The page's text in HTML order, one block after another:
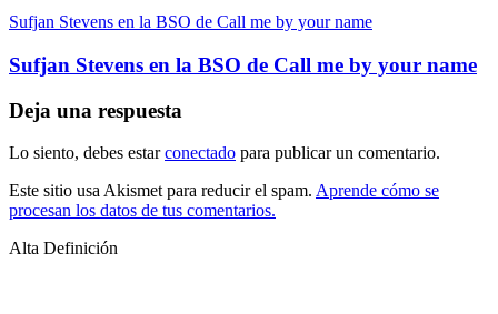
Sufjan Stevens en la BSO de Call me by your name
Sufjan Stevens en la BSO de Call me by your name
Deja una respuesta
Lo siento, debes estarconectado para publicar un comentario.
Este sitio usa Akismet para reducir el spam. Aprende cómo se
procesan los datos de tus comentarios.
Alta Definición